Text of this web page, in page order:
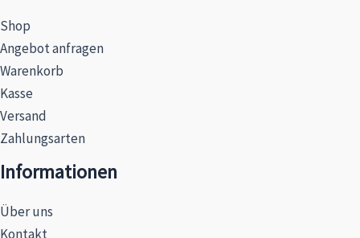
Shop
Angebot anfragen
Warenkorb
Kasse
Versand
Zahlungsarten
Informationen
Über uns
Kontakt